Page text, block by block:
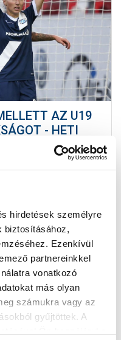
hirdetések személyre
biztosításához,
Ezenkívül
partnereinkkel
vonatkozó
más olyan
számukra vagy az
gyűjtöttek. A
AZ U19
- HETI